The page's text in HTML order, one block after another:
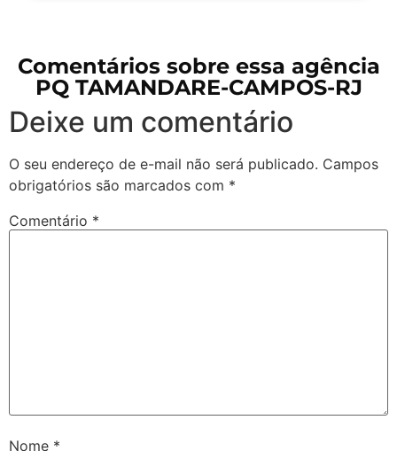
Comentários sobre essa agência
PQ TAMANDARE-CAMPOS-RJ
Deixe um comentário
O seu endereço de e-mail não será publicado. Campos
obrigatórios são marcados com *
Comentário *
Nome *